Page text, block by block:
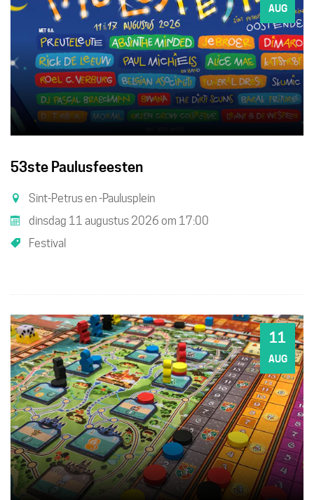
AUG
53ste Paulusfeesten
Sint-Petrus en -Paulusplein
dinsdag 11 augustus 2026 om 17:00
Festival
11
AUG